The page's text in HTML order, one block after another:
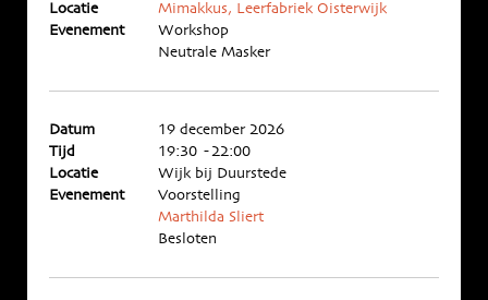
Locatie
Mimakkus, Leerfabriek Oisterwijk
Evenement
Workshop
Neutrale Masker
Datum
19 december 2026
Tijd
19:30 - 22:00
Locatie
Wijk bij Duurstede
Evenement
Voorstelling
Marthilda Sliert
Besloten